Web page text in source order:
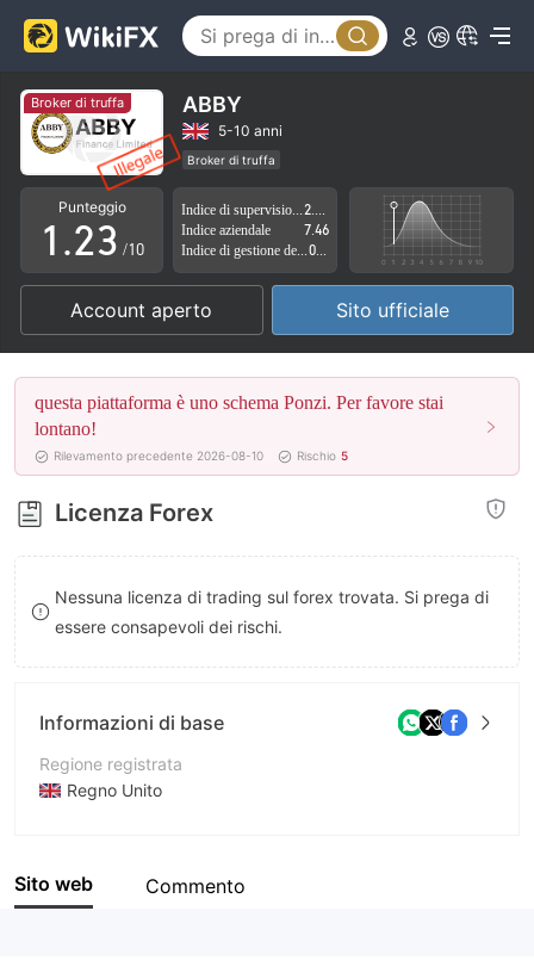
Broker di truffa ABBY
5-10 anni
Broker di truffa
Licenza di regolamentazione sospetta
Ambito dell' attività sospetto
Alto rischio potenziale
Punteggio
0
1
2
3
4
5
6
7
8
9
.
0
1
2
3
4
5
6
7
8
9
0
1
2
3
4
5
6
8
9
/10
Indice aziendale
7.46
Account aperto Sito ufficiale
questa piattaforma è uno schema Ponzi. Per favore stai
lontano!
Rilevamento precedente 2026-08-10 Rischio 5
Licenza Forex
Nessuna licenza di trading sul forex trovata. Si prega di
essere consapevoli dei rischi.
Informazioni di base
Regione registrata
Regno Unito
Azienda
Sito web Commento